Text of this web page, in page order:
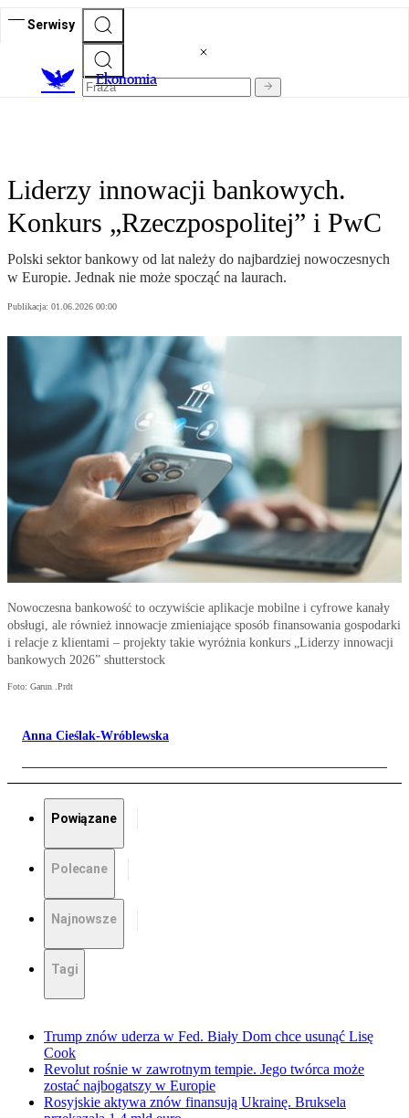
Serwisy
Ekonomia
Liderzy innowacji bankowych.
Konkurs „Rzeczpospolitej” i PwC
Polski sektor bankowy od lat należy do najbardziej nowoczesnych
w Europie. Jednak nie może spocząć na laurach.
Publikacja: 01.06.2026 00:00
Nowoczesna bankowość to oczywiście aplikacje mobilne i cyfrowe kanały
obsługi, ale również innowacje zmieniające sposób finansowania gospodarki
i relacje z klientami – projekty takie wyróżnia konkurs „Liderzy innowacji
bankowych 2026” shutterstock
Foto: Garun .Prdt
Anna Cieślak-Wróblewska
Powiązane
Polecane
Najnowsze
Tagi
Trump znów uderza w Fed. Biały Dom chce usunąć Lisę
Cook
Revolut rośnie w zawrotnym tempie. Jego twórca może
zostać najbogatszy w Europie
Rosyjskie aktywa znów finansują Ukrainę. Bruksela